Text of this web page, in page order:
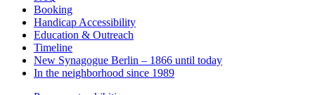
Booking
Handicap Accessibility
Education & Outreach
Timeline
New Synagogue Berlin – 1866 until today
In the neighborhood since 1989